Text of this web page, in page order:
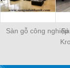
Sàn gỗ công nghiệp